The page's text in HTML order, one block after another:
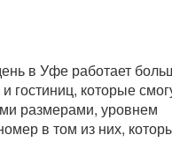
в Уфе работает
гостиниц, которые
размерами, уровнем
в том из них,